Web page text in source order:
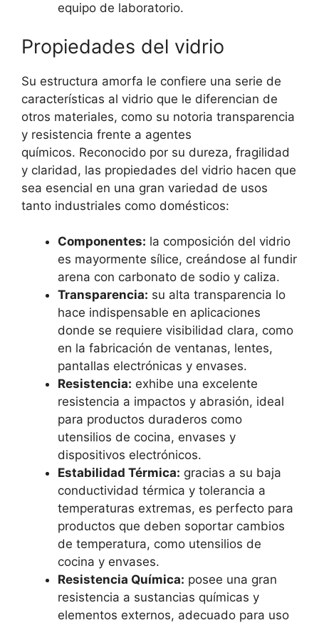
equipo de laboratorio.
Propiedades del vidrio
Su estructura amorfa le confiere una serie de
características al vidrio que le diferencian de
otros materiales, como su notoria transparencia
y resistencia frente a agentes
químicos. Reconocido por su dureza, fragilidad
y claridad, las propiedades del vidrio hacen que
sea esencial en una gran variedad de usos
tanto industriales como domésticos:
Componentes: la composición del vidrio
es mayormente sílice, creándose al fundir
arena con carbonato de sodio y caliza.
Transparencia: su alta transparencia lo
hace indispensable en aplicaciones
donde se requiere visibilidad clara, como
en la fabricación de ventanas, lentes,
pantallas electrónicas y envases.
Resistencia: exhibe una excelente
resistencia a impactos y abrasión, ideal
para productos duraderos como
utensilios de cocina, envases y
dispositivos electrónicos.
Estabilidad Térmica: gracias a su baja
conductividad térmica y tolerancia a
temperaturas extremas, es perfecto para
productos que deben soportar cambios
de temperatura, como utensilios de
cocina y envases.
Resistencia Química: posee una gran
resistencia a sustancias químicas y
elementos externos, adecuado para uso